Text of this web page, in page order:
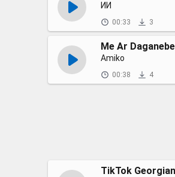
ИИ
00:33 3
Me Ar
Amiko
00:38 4
TikTok